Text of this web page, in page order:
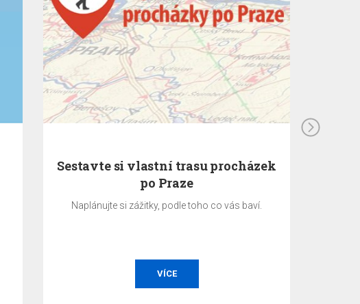
Sestavte si vlastní trasu procházek
po Praze
Naplánujte si zážitky, podle toho co vás baví.
VÍCE